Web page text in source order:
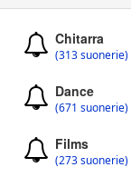
Chitarra
(313 suonerie)
Dance
(671 suonerie)
Films
(273 suonerie)